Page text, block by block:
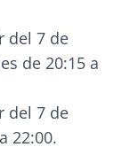
del 7 de
de 20:15 a
del 7 de
22:00.